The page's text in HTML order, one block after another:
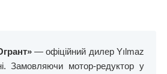
— офіційний дилер Yılmaz
Замовляючи мотор-редуктор у